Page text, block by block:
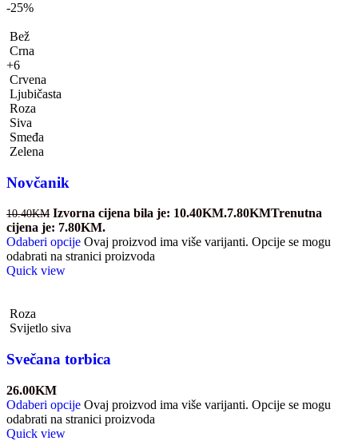
-25%
Bež
Crna
+6
Crvena
Ljubičasta
Roza
Siva
Smeđa
Zelena
Novčanik
10.40KM Izvorna cijena bila je: 10.40KM.7.80KMTrenutna
cijena je: 7.80KM.
Odaberi opcije Ovaj proizvod ima više varijanti. Opcije se mogu
odabrati na stranici proizvoda
Quick view
Roza
Svijetlo siva
Svečana torbica
26.00KM
Odaberi opcije Ovaj proizvod ima više varijanti. Opcije se mogu
odabrati na stranici proizvoda
Quick view